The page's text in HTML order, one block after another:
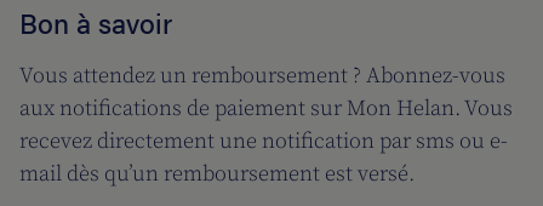
Bon à savoir
Vous attendez un remboursement ? Abonnez-vous
aux notifications de paiement sur Mon Helan. Vous
recevez directement une notification par sms ou e-
mail dès qu’un remboursement est versé.